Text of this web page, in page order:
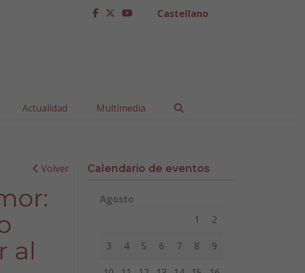
facebook
twitter
youtubeCastellano
Actualidad Multimedia
Volver
al
Calendario de eventos
Agosto
Miércoles Jueves
1 2
3 4 5 6 7 8 9